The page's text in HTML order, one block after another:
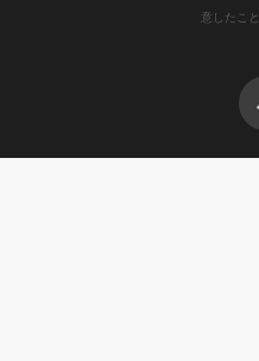
意したこ